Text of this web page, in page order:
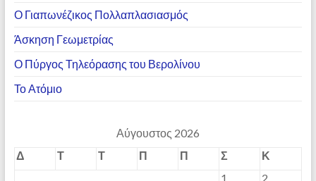
Ο Γιαπωνέζικος Πολλαπλασιασμός
Άσκηση Γεωμετρίας
Ο Πύργος Τηλεόρασης του Βερολίνου
Το Ατόμιο
Αύγουστος 2026
Δ
Τ Τ Π Π Σ Κ
1
2